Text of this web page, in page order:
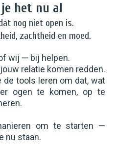
het nu al
nog niet open is.
zachtheid en moed.
wij — bij helpen.
relatie komen redden.
de tools leren om dat, wat
ogen te komen, op te
om te starten —
nu staan.